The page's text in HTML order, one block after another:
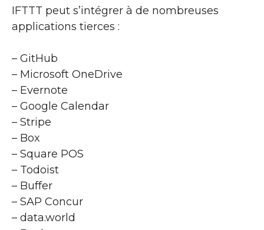
IFTTT peut s’intégrer à de nombreuses
applications tierces :
– GitHub
– Microsoft OneDrive
– Evernote
– Google Calendar
– Stripe
– Box
– Square POS
– Todoist
– Buffer
– SAP Concur
– data.world